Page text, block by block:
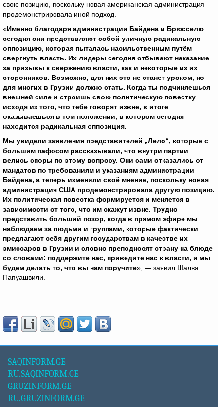
свою позицию, поскольку новая американская администрация
продемонстрировала иной подход.
«Именно благодаря администрации Байдена и Брюсселю
сегодня они представляют собой уличную радикальную
оппозицию, которая пыталась насильственным путём
свергнуть власть. Их лидеры сегодня отбывают наказание
за призывы к свержению власти, как и некоторые из их
сторонников. Возможно, для них это не станет уроком, но
для многих в Грузии должно стать. Когда ты подчиняешься
внешней силе и строишь свою политическую повестку
исходя из того, что тебе говорят извне, в итоге
оказываешься в том положении, в котором сегодня
находится радикальная оппозиция.
Мы увидели заявления представителей „Лело“, которые с
большим пафосом рассказывали, что внутри партии
велись споры по этому вопросу. Они сами отказались от
мандатов по требованиям и указаниям администрации
Байдена, а теперь изменили своё мнение, поскольку новая
администрация США продемонстрировала другую позицию.
Их политическая повестка формируется и меняется в
зависимости от того, что им скажут извне. Трудно
представить больший позор, когда в прямом эфире мы
наблюдаем за людьми и группами, которые фактически
предлагают себя другим государствам в качестве их
эмиссаров в Грузии и словно преподносят страну на блюде
со словами: поддержите нас, приведите нас к власти, и мы
будем делать то, что вы нам поручите», — заявил Шалва
Папуашвили.
SAQINFORM.GE
RU.SAQINFORM.GE
GRUZINFORM.GE
RU.GRUZINFORM.GE